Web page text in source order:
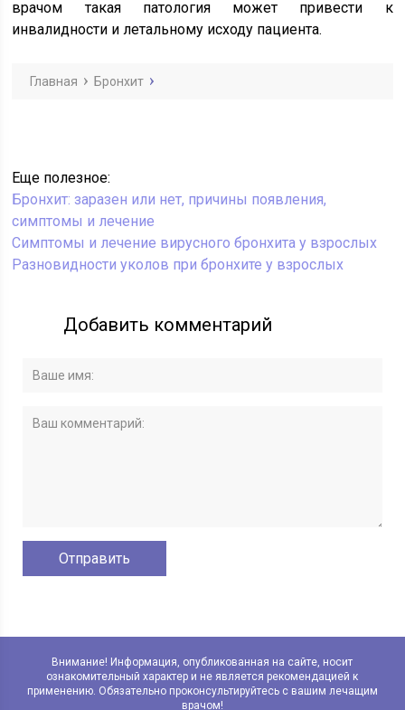
врачом такая патология может привести к
инвалидности и летальному исходу пациента.
Главная Бронхит
Еще полезное:
Бронхит: заразен или нет, причины появления,
симптомы и лечение
Симптомы и лечение вирусного бронхита у взрослых
Разновидности уколов при бронхите у взрослых
Добавить комментарий
Внимание! Информация, опубликованная на сайте, носит
ознакомительный характер и не является рекомендацией к
применению. Обязательно проконсультируйтесь с вашим лечащим
врачом!